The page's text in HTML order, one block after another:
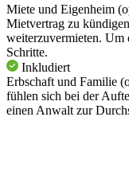
Miete und Eigenheim
Mietvertrag zu
weiterzuvermieten. Um
Schritte.
Inkludiert
Erbschaft und Familie
fühlen sich bei der
einen Anwalt zur